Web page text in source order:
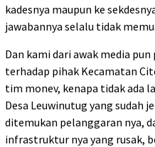
kadesnya maupun ke
jawabannya selalu tidak
Dan kami dari awak media
terhadap pihak Kecamatan
tim monev, kenapa tidak ada
Desa Leuwinutug yang sudah
ditemukan pelanggaran nya,
infrastruktur nya yang rusak,